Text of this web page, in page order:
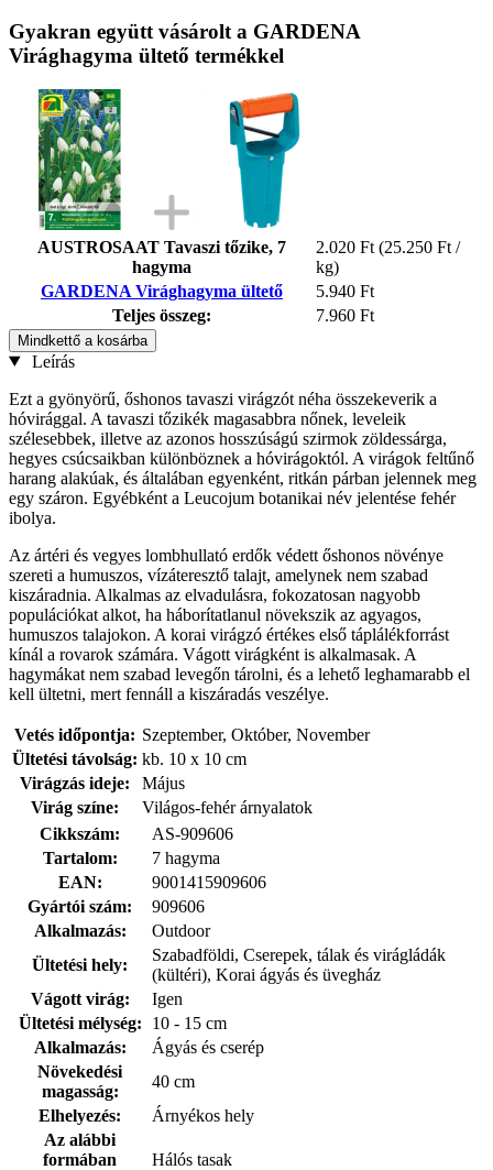
Gyakran együtt vásárolt a GARDENA
Virághagyma ültető termékkel
AUSTROSAAT Tavaszi tőzike, 7
hagyma
2.020 Ft (25.250 Ft /
kg)
GARDENA Virághagyma ültető
5.940 Ft
Teljes összeg:
7.960 Ft
Mindkettő a kosárba
Leírás
Ezt a gyönyörű, őshonos tavaszi virágzót néha összekeverik a
hóvirággal. A tavaszi tőzikék magasabbra nőnek, leveleik
szélesebbek, illetve az azonos hosszúságú szirmok zöldessárga,
hegyes csúcsaikban különböznek a hóvirágoktól. A virágok feltűnő
harang alakúak, és általában egyenként, ritkán párban jelennek meg
egy száron. Egyébként a Leucojum botanikai név jelentése fehér
ibolya.
Az ártéri és vegyes lombhullató erdők védett őshonos növénye
szereti a humuszos, vízáteresztő talajt, amelynek nem szabad
kiszáradnia. Alkalmas az elvadulásra, fokozatosan nagyobb
populációkat alkot, ha háborítatlanul növekszik az agyagos,
humuszos talajokon. A korai virágzó értékes első táplálékforrást
kínál a rovarok számára. Vágott virágként is alkalmasak. A
hagymákat nem szabad levegőn tárolni, és a lehető leghamarabb el
kell ültetni, mert fennáll a kiszáradás veszélye.
Vetés időpontja: Szeptember, Október, November
Ültetési távolság: kb. 10 x 10 cm
Virágzás ideje:
Május
Virág színe:
Világos-fehér árnyalatok
Cikkszám:
AS-909606
Tartalom:
7 hagyma
EAN:
9001415909606
Gyártói szám:
909606
Alkalmazás:
Outdoor
Ültetési hely:
Szabadföldi, Cserepek, tálak és virágládák
(kültéri), Korai ágyás és üvegház
Vágott virág:
Igen
Ültetési mélység:
10 - 15 cm
Alkalmazás:
Ágyás és cserép
Növekedési
magasság:
40 cm
Elhelyezés:
Árnyékos hely
Az alábbi
formában
Hálós tasak